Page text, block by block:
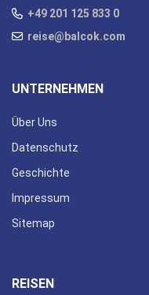
+49 201 125 833 0
reise@balcok.com
UNTERNEHMEN
Über Uns
Datenschutz
Geschichte
Impressum
Sitemap
REISEN